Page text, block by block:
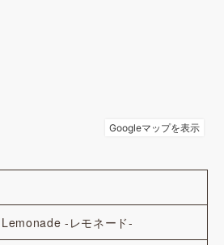
Lemonade -レモネード-